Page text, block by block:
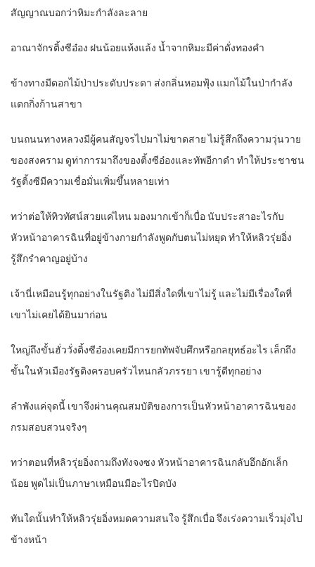
สัญญาณบอกว่าหิมะกำลังละลาย
อาณาจักรติ้งซีอ๋อง ฝนน้อยแห้งแล้ง น้ำจากหิมะมีค่าดั่งทองคำ
ข้างทางมีดอกไม้ป่าประดับประดา ส่งกลิ่นหอมฟุ้ง แมกไม้ในป่ากำลัง
แตกกิ่งก้านสาขา
บนถนนทางหลวงมีผู้คนสัญจรไปมาไม่ขาดสาย ไม่รู้สึกถึงความวุ่นวาย
ของสงคราม ดูท่าการมาถึงของติ้งซีอ๋องและทัพอีกาดำ ทำให้ประชาชน
รัฐติ้งซีมีความเชื่อมั่นเพิ่มขึ้นหลายเท่า
ทว่าต่อให้ทิวทัศน์สวยแค่ไหน มองมากเข้าก็เบื่อ นับประสาอะไรกับ
หัวหน้าอาคารฉินที่อยู่ข้างกายกำลังพูดกับตนไม่หยุด ทำให้หลิวรุ่ยอิ่ง
รู้สึกรำคาญอยู่บ้าง
เจ้านี่เหมือนรู้ทุกอย่างในรัฐติง ไม่มีสิ่งใดที่เขาไม่รู้ และไม่มีเรื่องใดที่
เขาไม่เคยได้ยินมาก่อน
ใหญ่ถึงขั้นฮั่ววั่งติ้งซีอ๋องเคยมีการยกทัพจับศึกหรือกลยุทธ์อะไร เล็กถึง
ขั้นในหัวเมืองรัฐติงครอบครัวไหนกลัวภรรยา เขารู้ดีทุกอย่าง
ลำพังแค่จุดนี้ เขาจึงผ่านคุณสมบัติของการเป็นหัวหน้าอาคารฉินของ
กรมสอบสวนจริงๆ
ทว่าตอนที่หลิวรุ่ยอิ่งถามถึงทังจงซง หัวหน้าอาคารฉินกลับอึกอักเล็ก
น้อย พูดไม่เป็นภาษาเหมือนมีอะไรปิดบัง
ทันใดนั้นทำให้หลิวรุ่ยอิ่งหมดความสนใจ รู้สึกเบื่อ จึงเร่งความเร็วมุ่งไป
ข้างหน้า